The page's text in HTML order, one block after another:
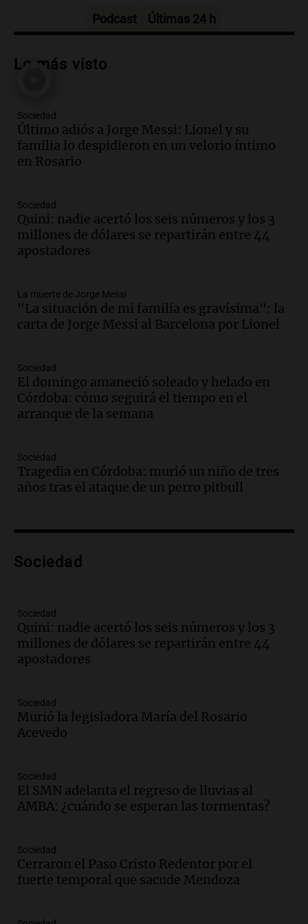
hablaron de su obra en Cadena 3
Audio.
recuerdo del paso de Juan Pablo II: "Te
traspasaba con la mirada"
Amamos los Domingos
Audio.
un imperdible cordobés para los
amantes de la astronomía
Amamos los Domingos
la historia del club de Irlanda
revolucionado por hinchas argentinos
Amamos los Domingos
Audio.
argentino regresa al país tras conflicto
con Brasil
Panorama Federal
Audio.
con fractura de tobillo en refugio Doña
Rosa
Panorama Federal
Audio.Amaycha del Valle avanza en
con nueva tecnología médica
Audio.
aumentan tarifas del SUBTE en Buenos
Aires desde agosto
Panorama Federal
Audio.
financiera y el aumento de la morosidad
en Buenos Aires
Audio.
Corte Suprema tras fallo que aparta a
Pagani como rector
Audio.El cardenal Ángel Rossi advirtió
que la justicia social viene siendo
Podcast Últimas 24 h
Lo más visto
Sociedad
Último adiós a Jorge Messi: Lionel y su
familia lo despidieron en un velorio íntimo
en Rosario
Sociedad
Quini: nadie acertó los seis números y los 3
millones de dólares se repartirán entre 44
apostadores
La muerte de Jorge Messi
"La situación de mi familia es gravísima": la
carta de Jorge Messi al Barcelona por Lionel
Sociedad
El domingo amaneció soleado y helado en
Córdoba: cómo seguirá el tiempo en el
arranque de la semana
Sociedad
Tragedia en Córdoba: murió un niño de tres
años tras el ataque de un perro pitbull
Sociedad
Sociedad
Quini: nadie acertó los seis números y los 3
millones de dólares se repartirán entre 44
apostadores
Sociedad
Murió la legisladora María del Rosario
Acevedo
Sociedad
El SMN adelanta el regreso de lluvias al
AMBA: ¿cuándo se esperan las tormentas?
Sociedad
Cerraron el Paso Cristo Redentor por el
fuerte temporal que sacude Mendoza